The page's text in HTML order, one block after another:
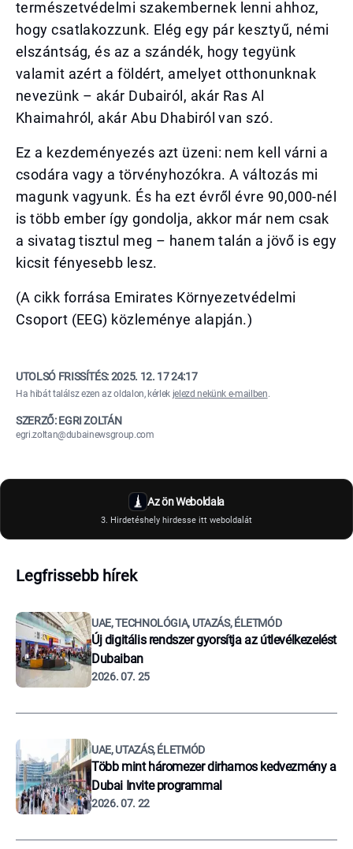
természetvédelmi szakembernek lenni ahhoz,
hogy csatlakozzunk. Elég egy pár kesztyű, némi
elszántság, és az a szándék, hogy tegyünk
valamit azért a földért, amelyet otthonunknak
nevezünk – akár Dubairól, akár Ras Al
Khaimahról, akár Abu Dhabiról van szó.
Ez a kezdeményezés azt üzeni: nem kell várni a
csodára vagy a törvényhozókra. A változás mi
magunk vagyunk. És ha ezt évről évre 90,000-nél
is több ember így gondolja, akkor már nem csak
a sivatag tisztul meg – hanem talán a jövő is egy
kicsit fényesebb lesz.
(A cikk forrása Emirates Környezetvédelmi
Csoport (EEG) közleménye alapján.)
UTOLSÓ FRISSÍTÉS:2025. 12. 17 24:17
Ha hibát találsz ezen az oldalon, kérlek jelezd nekünk e-mailben.
SZERZŐ: EGRI ZOLTÁN
egri.zoltan@dubainewsgroup.com
Az ön Weboldala
3. Hirdetéshely hirdesse itt weboldalát
Legfrissebb hírek
UAE, TECHNOLÓGIA, UTAZÁS, ÉLETMÓD
Új digitális rendszer gyorsítja az útlevélkezelést
Dubaiban
2026. 07. 25
UAE, UTAZÁS, ÉLETMÓD
Több mint háromezer dirhamos kedvezmény a
Dubai Invite programmal
2026. 07. 22